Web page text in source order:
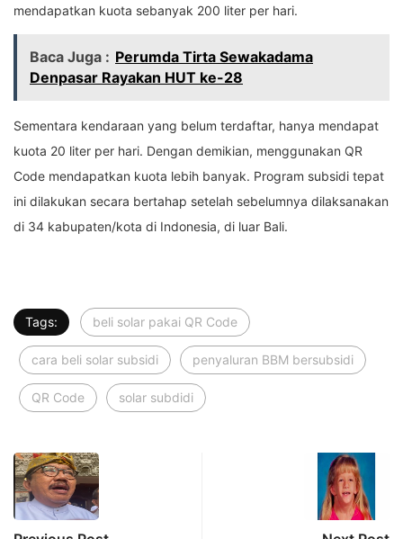
mendapatkan kuota sebanyak 200 liter per hari.
Baca Juga : Perumda Tirta Sewakadama
Denpasar Rayakan HUT ke-28
Sementara kendaraan yang belum terdaftar, hanya mendapat
kuota 20 liter per hari. Dengan demikian, menggunakan QR
Code mendapatkan kuota lebih banyak. Program subsidi tepat
ini dilakukan secara bertahap setelah sebelumnya dilaksanakan
di 34 kabupaten/kota di Indonesia, di luar Bali.
Tags: beli solar pakai QR Code
cara beli solar subsidi penyaluran BBM bersubsidi
QR Code solar subdidi